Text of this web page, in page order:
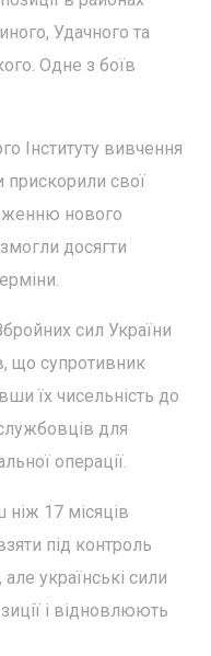
Удачного та
Одне з боїв
Інституту вивчення
прискорили свої
нового
досягти
сил України
що супротивник
їх чисельність до
для
операції.
17 місяців
під контроль
українські сили
і відновлюють